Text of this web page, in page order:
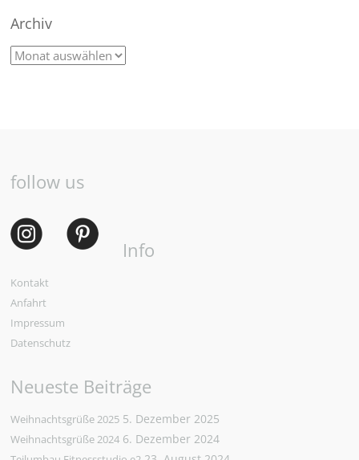
Archiv
follow us
Info
Kontakt
Anfahrt
Impressum
Datenschutz
Neueste Beiträge
Weihnachtsgrüße 2025 5. Dezember 2025
Weihnachtsgrüße 2024 6. Dezember 2024